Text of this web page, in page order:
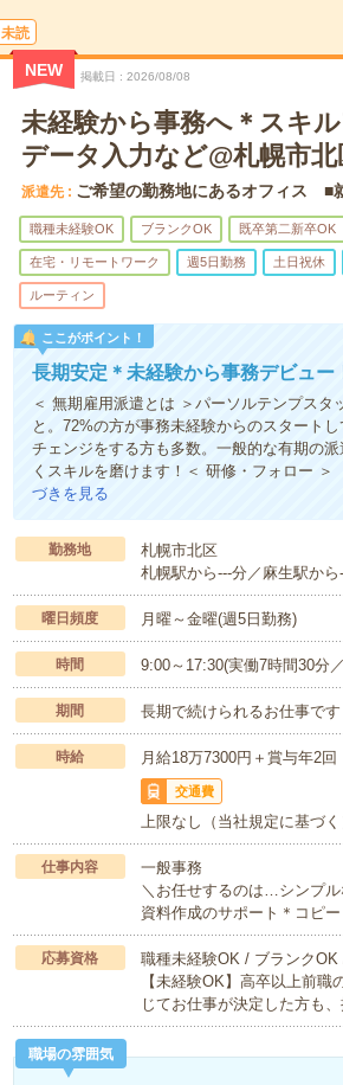
未読
NEW 掲載日 2026/08/08
未経験から事務へ＊スキ
データ入力など@札幌市北
派遣先 ご希望の勤務地にあるオフィス ■
職種未経験OK ブランクOK 既卒第二新卒OK
在宅・リモートワーク 週5日勤務 土日祝休
ルーティン
ここがポイント！
長期安定＊未経験から事務デビュー
＜ 無期雇用派遣とは ＞パーソルテンプス
と。72%の方が事務未経験からのスタート
チェンジをする方も多数。一般的な有期の
くスキルを磨けます！＜ 研修・フォロー
づきを見る
勤務地
札幌市北区
札幌駅から---分／麻生駅か
曜日頻度 月曜～金曜(週5日勤務)
時間 9:00～17:30(実働7時間30分
期間 長期で続けられるお仕事で
時給 月給18万7300円＋賞与年2
交通費
上限なし（当社規定に基づく
仕事内容
一般事務
＼お任せするのは…シンプ
資料作成のサポート＊コピ
応募資格
職種未経験OK / ブランク
【未経験OK】高卒以上前
じてお仕事が決定した方も
職場の雰囲気